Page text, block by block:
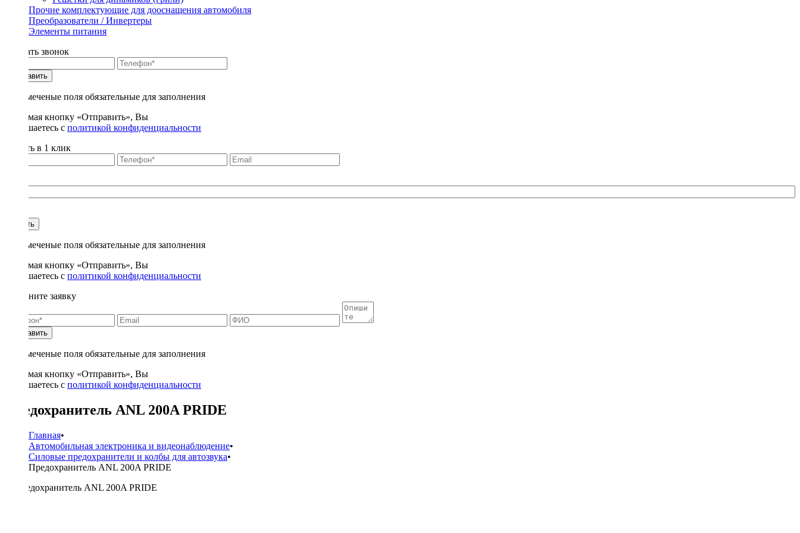
Прочие комплектующие для дооснащения автомобиля
Преобразователи / Инвертеры
Элементы питания
Заказать звонок
Отправить
* - отмеченые поля обязательные для заполнения
Нажимая кнопку «Отправить», Вы
соглашаетесь с политикой конфиденциальности
Купить в 1 клик
Купить
* - отмеченые поля обязательные для заполнения
Нажимая кнопку «Отправить», Вы
соглашаетесь с политикой конфиденциальности
Заполните заявку
Отправить
* - отмеченые поля обязательные для заполнения
Нажимая кнопку «Отправить», Вы
соглашаетесь с политикой конфиденциальности
Предохранитель ANL 200A PRIDE
Главная•
Автомобильная электроника и видеонаблюдение•
Силовые предохранители и колбы для автозвука•
Предохранитель ANL 200A PRIDE